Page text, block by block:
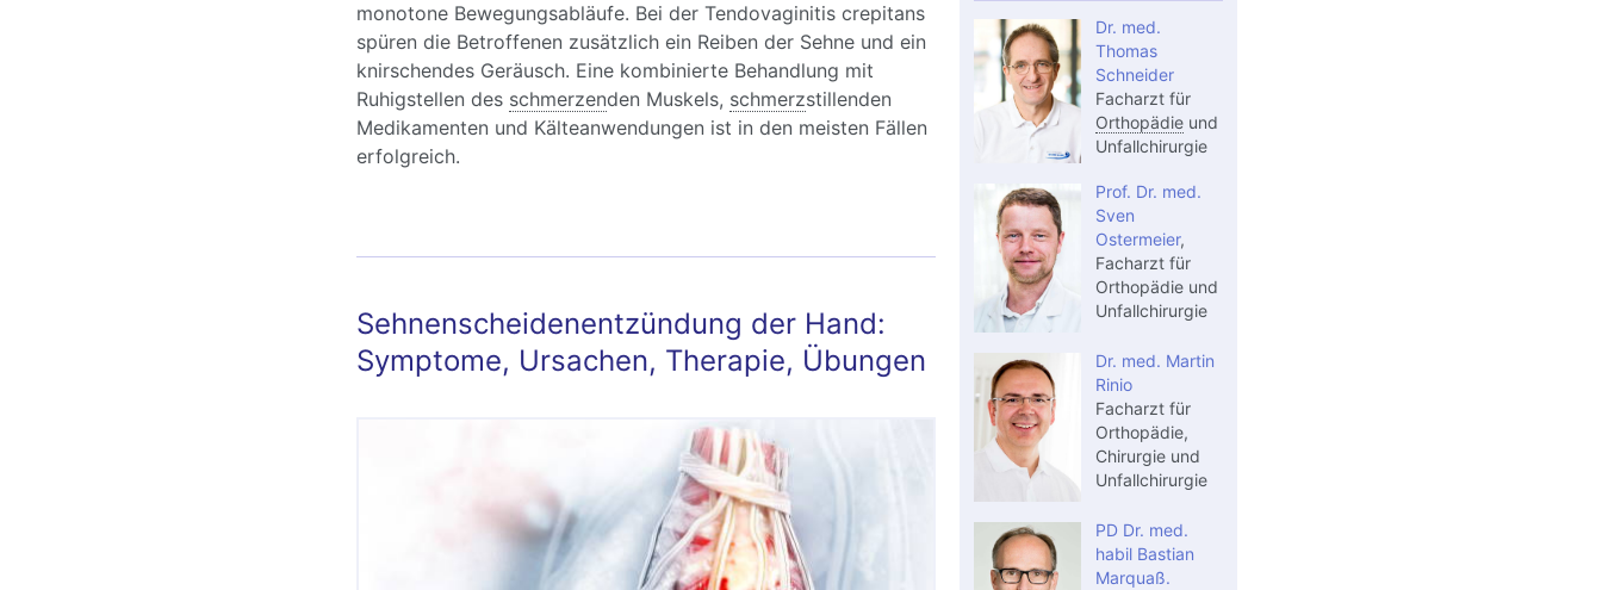
monotone Bewegungsabläufe. Bei der Tendovaginitis crepitans
spüren die Betroffenen zusätzlich ein Reiben der Sehne und ein
knirschendes Geräusch. Eine kombinierte Behandlung mit
Ruhigstellen des schmerzenden Muskels, schmerzstillenden
Medikamenten und Kälteanwendungen ist in den meisten Fällen
erfolgreich.
Sehnenscheidenentzündung der Hand:
Symptome, Ursachen, Therapie, Übungen
Dr. med.
Thomas
Schneider
Facharzt für
Orthopädieund
Unfallchirurgie
Prof. Dr. med.
Sven
Ostermeier,
Facharzt für
Orthopädie und
Unfallchirurgie
Dr. med. Martin
Rinio
Facharzt für
Orthopädie,
Chirurgie und
Unfallchirurgie
PD Dr. med.
habil Bastian
Marquaß.